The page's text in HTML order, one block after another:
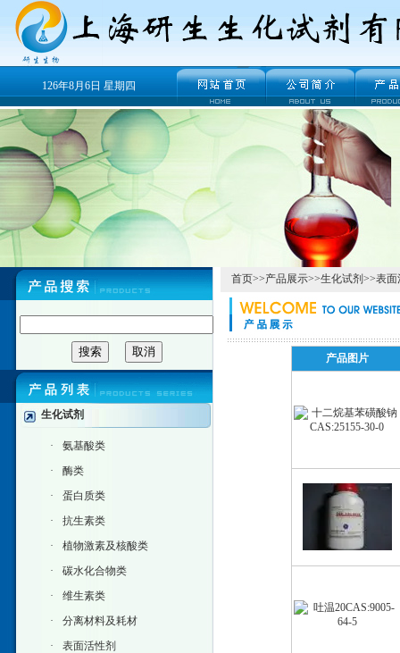
126年8月6日 星期四
生化试剂
·
氨基酸类
·
酶类
·
蛋白质类
·
抗生素类
·
植物激素及核酸类
·
碳水化合物类
·
维生素类
·
分离材料及耗材
·
表面活性剂
首页>>产品展示>>生化试剂 >>表面
产品图片